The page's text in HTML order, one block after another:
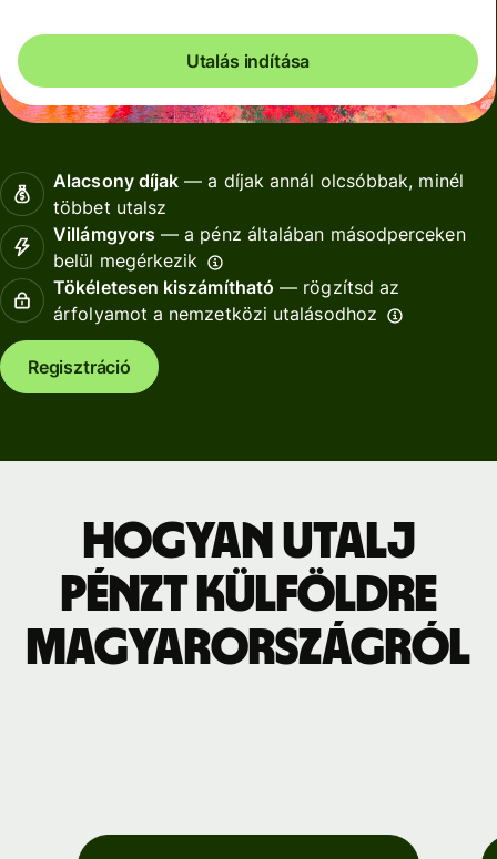
Utalás indítása
Alacsony díjak — a díjak annál olcsóbbak, minél
többet utalsz
Villámgyors — a pénz általában másodperceken
belül megérkezik
Tökéletesen kiszámítható — rögzítsd az
árfolyamot a nemzetközi utalásodhoz
Regisztráció
Hogyan utalj
pénzt külföldre
Magyarországról